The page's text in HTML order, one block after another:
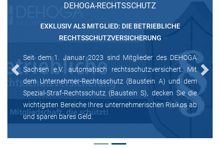
DEHOGA-RECHTSSCHUTZ
EXKLUSIV ALS MITGLIED: DIE BETRIEBLICHE
RECHTSSCHUTZVERSICHERUNG
Seit dem 1. Januar 2023 sind Mitglieder des DEHOGA
Sachsen e.V. automatisch rechtsschutzversichert. Mit
dem Unternehmer-Rechtsschutz (Baustein A) und dem
Spezial-Straf-Rechtsschutz (Baustein S), decken Sie die
wichtigsten Bereiche Ihres unternehmerischen Risikos ab
und sparen bares Geld.
Previous Next